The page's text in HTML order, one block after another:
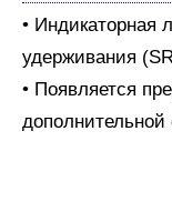
• Индикаторная
удерживания
• Появляется